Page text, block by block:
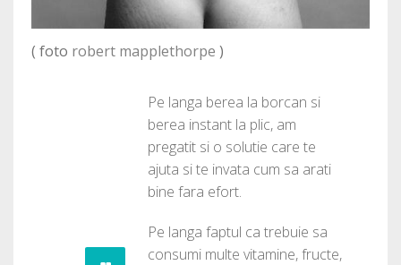
( foto robert mapplethorpe )
Pe langa berea la borcan si
berea instant la plic, am
pregatit si o solutie care te
ajuta si te invata cum sa arati
bine fara efort.
Pe langa faptul ca trebuie sa
consumi multe vitamine, fructe,